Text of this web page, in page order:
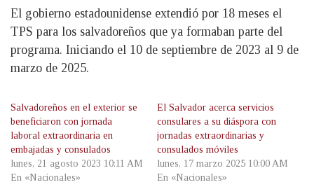
El gobierno estadounidense extendió por 18 meses el
TPS para los salvadoreños que ya formaban parte del
programa. Iniciando el 10 de septiembre de 2023 al 9 de
marzo de 2025.
Salvadoreños en el exterior se
beneficiaron con jornada
laboral extraordinaria en
embajadas y consulados
lunes, 21 agosto 2023 10:11 AM
En «Nacionales»
El Salvador acerca servicios
consulares a su diáspora con
jornadas extraordinarias y
consulados móviles
lunes, 17 marzo 2025 10:00 AM
En «Nacionales»